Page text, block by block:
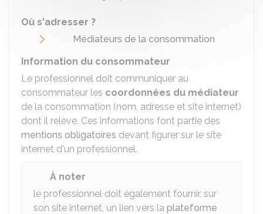
Où s'adresser ?
Médiateurs de la consommation
Information du consommateur
Le professionnel doit communiquer au
consommateur les coordonnées du médiateur
de la consommation (nom, adresse et site internet)
dont il relève. Ces informations font partie des
mentions obligatoires devant figurer sur le site
internet d'un professionnel.
À noter
le professionnel doit également fournir, sur
son site internet, un lien vers la plateforme